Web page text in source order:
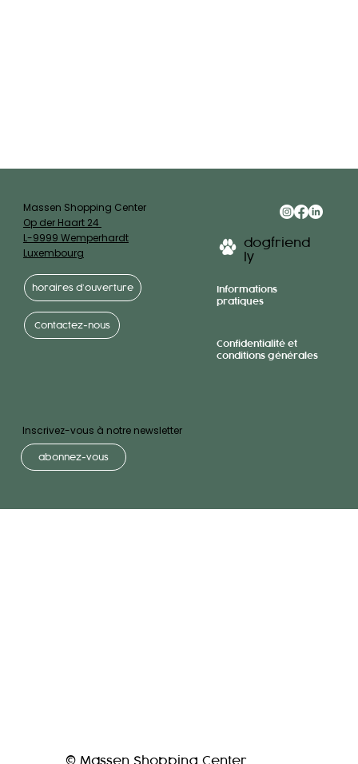
© Massen Shopping Center
Inscrivez-vous à notre newsletter
abonnez-vous
dogfriend
ly
Informations
pratiques
Confidentialité et
conditions générales
Massen Shopping Center
Op der Haart 24
L-9999 Wemperhardt
Luxembourg
horaires d’ouverture
Contactez-nous